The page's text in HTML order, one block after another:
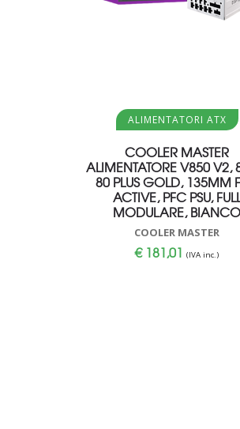
Aggiungi al carrello
ALIMENTATORI ATX
COOLER MASTER
ALIMENTATORE V850 V2,
80 PLUS GOLD, 135MM
ACTIVE, PFC PSU,
MODULARE, BIANCO
COOLER MASTER
€181,01 (IVA inc.)